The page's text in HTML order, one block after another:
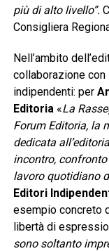
più di alto livello”.
Consigliera
Nell’ambito
collaborazione
indipendenti: per
Editoria «La
Forum Editoria, la
dedicata
incontro,
lavoro quotidiano
Editori
esempio concreto
libertà di
sono soltanto